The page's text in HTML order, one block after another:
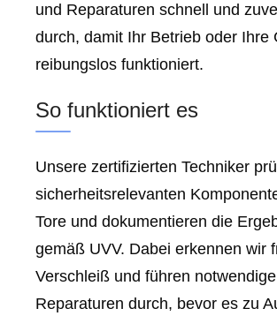
und Reparaturen schnell und
durch, damit Ihr Betrieb oder Ihre
reibungslos funktioniert.
So funktioniert es
Unsere zertifizierten Techniker
sicherheitsrelevanten
Tore und dokumentieren die
gemäß UVV. Dabei erkennen wir
Verschleiß und führen notwendige
Reparaturen durch, bevor es zu